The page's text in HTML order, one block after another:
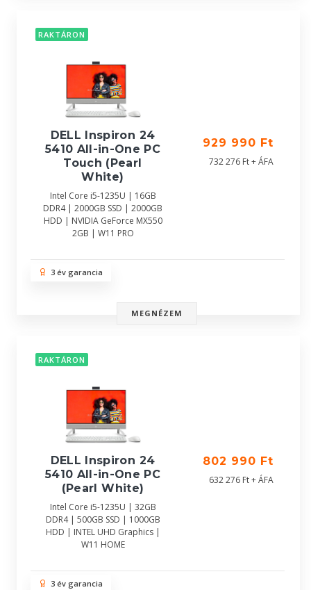
RAKTÁRON
DELL Inspiron 24
5410 All-in-One PC
Touch (Pearl
White)
Intel Core i5-1235U | 16GB
DDR4 | 2000GB SSD | 2000GB
HDD | NVIDIA GeForce MX550
2GB | W11 PRO
929 990 Ft
732 276 Ft + ÁFA
3 év garancia
MEGNÉZEM
RAKTÁRON
DELL Inspiron 24
5410 All-in-One PC
(Pearl White)
Intel Core i5-1235U | 32GB
DDR4 | 500GB SSD | 1000GB
HDD | INTEL UHD Graphics |
W11 HOME
802 990 Ft
632 276 Ft + ÁFA
3 év garancia